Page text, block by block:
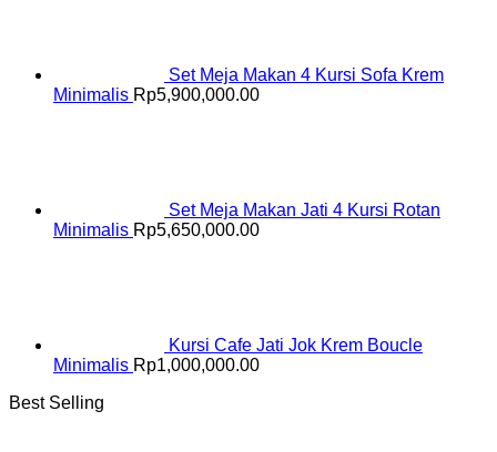
Set Meja Makan 4 Kursi Sofa Krem
Minimalis Rp5,900,000.00
Set Meja Makan Jati 4 Kursi Rotan
Minimalis Rp5,650,000.00
Kursi Cafe Jati Jok Krem Boucle
Minimalis Rp1,000,000.00
Best Selling